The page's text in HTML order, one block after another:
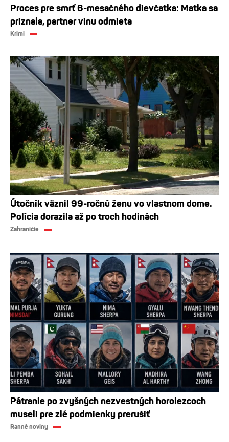
Proces pre smrť 6-mesačného dievčatka: Matka sa
priznala, partner vinu odmieta
Krimi
Útočník väznil 99-ročnú ženu vo vlastnom dome.
Polícia dorazila až po troch hodinách
Zahraničie
Pátranie po zvyšných nezvestných horolezcoch
museli pre zlé podmienky prerušiť
Ranné noviny